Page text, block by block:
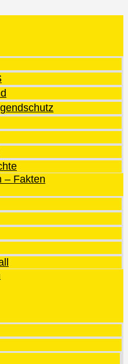
– Fakten